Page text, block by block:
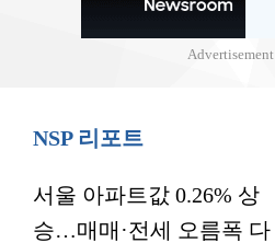
Advertisement
NSP 리포트
서울 아파트값 0.26% 상
승…매매·전세 오름폭 다